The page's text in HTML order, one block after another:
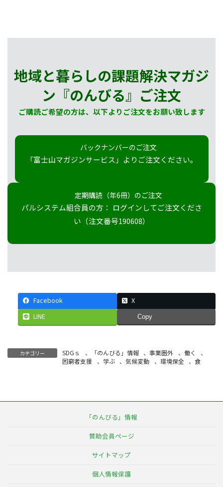
地域と暮らしの課題解決マガジ
ン『のんびる』 ご注文
ご購読ご希望の方は、以下よりご注文をお願い致します
バックナンバーのご注文
「富士山マガジンサービス」よりご注文ください。
定期購読（年6冊）のご注文
パルシステム組合員の方： ログインしてご注文くださ
い（注文番号190608）
Facebook
X
LINE
Copy
カテゴリー SDGｓ 、 「のんびる」情報 、事業圏外 、 働く
、
困窮者支援
、 学ぶ 、気候変動 、 環境保全 、食
「のんびる」情報
賛助会員ページ
サイトマップ
個人情報保護